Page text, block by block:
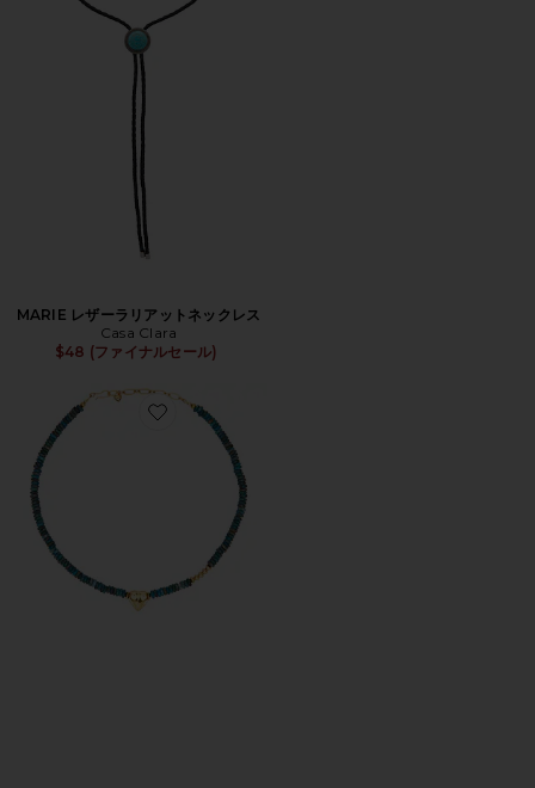
MARIE レザーラリアットネックレス
Casa Clara
$48 (ファイナルセール)
Favorite CONFETTI ペンダントネックレス